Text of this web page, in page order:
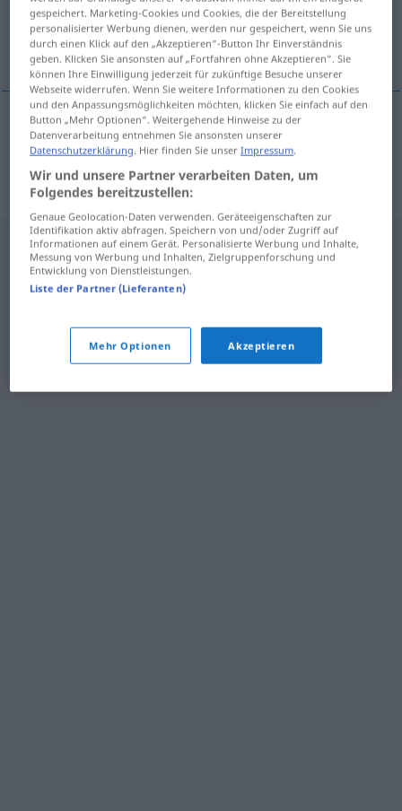
(Für mehr Details die Übersetzung anklicken/antippen)
medical specialist
(medical)specialist(fürin) Fachärztin
Facharzt
gespeichert. Marketing-Cookies und Cookies, die der Bereitstellung
personalisierter Werbung dienen, werden nur gespeichert, wenn Sie uns
durch einen Klick auf den „Akzeptieren“-Button Ihr Einverständnis
geben. Klicken Sie ansonsten auf „Fortfahren ohne Akzeptieren“. Sie
können Ihre Einwilligung jederzeit für zukünftige Besuche unserer
Webseite widerrufen. Wenn Sie weitere Informationen zu den Cookies
und den Anpassungsmöglichkeiten möchten, klicken Sie einfach auf den
Button „Mehr Optionen“. Weitergehende Hinweise zu der
Datenverarbeitung entnehmen Sie ansonsten unserer
Datenschutzerklärung. Hier finden Sie unserImpressum.
Wir und unsere Partner verarbeiten Daten, um
Folgendes bereitzustellen:
Genaue Geolocation-Daten verwenden. Geräteeigenschaften zur
Identifikation aktiv abfragen. Speichern von und/oder Zugriff auf
Informationen auf einem Gerät. Personalisierte Werbung und Inhalte,
Messung von Werbung und Inhalten, Zielgruppenforschung und
Entwicklung von Dienstleistungen.
Liste der Partner (Lieferanten)
Mehr Optionen Akzeptieren